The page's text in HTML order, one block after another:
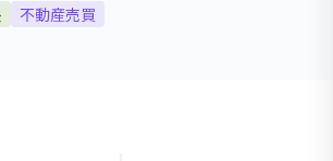
不動産売買